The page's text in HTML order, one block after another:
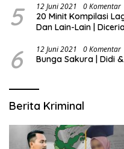
5 12 Juni 2021 0 Komentar
20 Minit Kompilasi
Dan Lain-Lain |
6 12 Juni 2021 0 Komentar
Bunga Sakura | Didi
Berita Kriminal